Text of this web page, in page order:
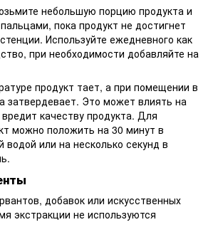
небольшую порцию продукта и
пока продукт не достигнет
Используйте ежедневного как
при необходимости добавляйте на
продукт тает, а при помещении в
затвердевает. Это может влиять на
качеству продукта. Для
можно положить на 30 минут в
водой или на несколько секунд в
добавок или искусственных
экстракции не используются